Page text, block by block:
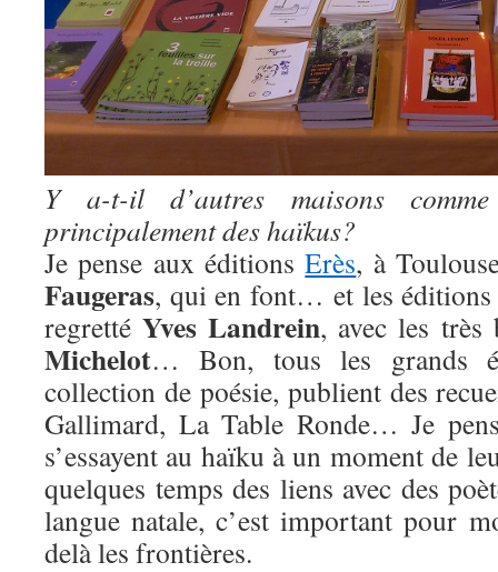
Y a-t-il d’autres maisons
principalement des haïkus?
Je pense aux éditionsErès, à
Faugeras, qui en font… et les
regrettéYves Landrein, avec les
Michelot… Bon, tous les grands
collection de poésie, publient des
Gallimard, La Table Ronde… Je
s’essayent au haïku à un moment de
quelques temps des liens avec des
langue natale, c’est important pour
delà les frontières.